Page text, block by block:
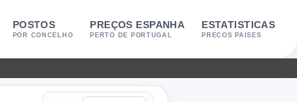
POSTOS
POR CONCELHO
PREÇOS ESPANHA
PERTO DE PORTUGAL
ESTATISTICAS
PRECOS PAISES
Marca